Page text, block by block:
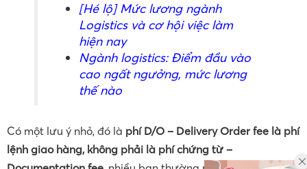
[Hé lộ] Mức lương ngành
Logistics và cơ hội việc làm
hiện nay
Ngành logistics: Điểm đầu vào
cao ngất ngưởng, mức lương
thế nào
Có một lưu ý nhỏ, đó là phí D/O – Delivery Order fee là phí
lệnh giao hàng, không phải là phí chứng từ –